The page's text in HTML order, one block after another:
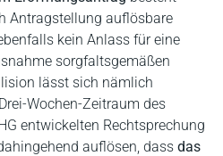
Antragstellung auflösbare
kein Anlass für eine
sorgfaltsgemäßen
lässt sich nämlich
Wochen-Zeitraum des
entwickelten Rechtsprechung
auflösen, dass das